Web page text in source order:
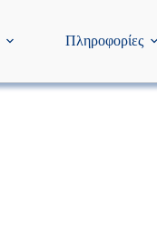
Πληροφορίες